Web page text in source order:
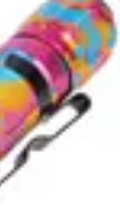
du voyageOrganisation